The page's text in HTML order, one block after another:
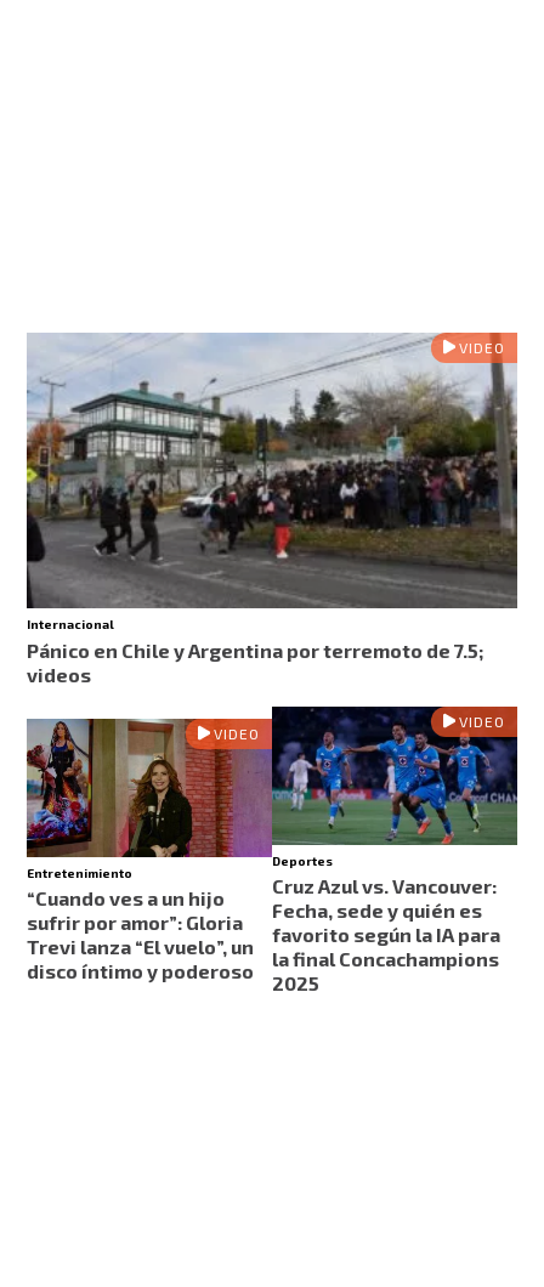
VIDEO
Internacional
Pánico en Chile y Argentina por terremoto de 7.5;
videos
VIDEO
Entretenimiento
“Cuando ves a un hijo
sufrir por amor”: Gloria
Trevi lanza “El vuelo”, un
disco íntimo y poderoso
VIDEO
Deportes
Cruz Azul vs. Vancouver:
Fecha, sede y quién es
favorito según la IA para
la final Concachampions
2025